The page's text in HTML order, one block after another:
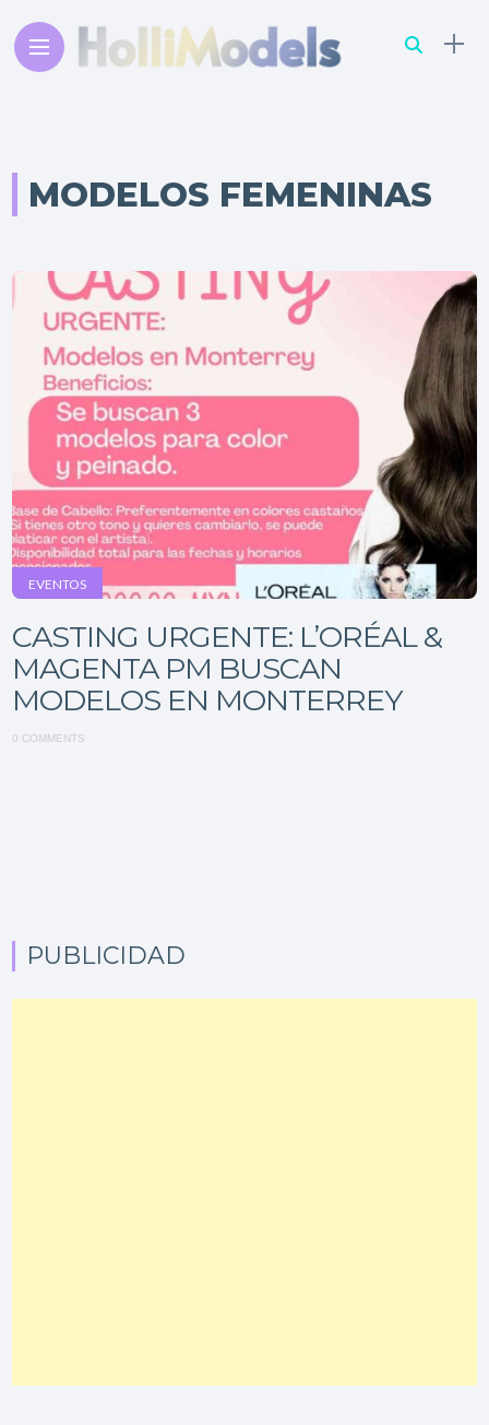
MODELOS FEMENINAS
EVENTOS
CASTING URGENTE: L’ORÉAL &
MAGENTA PM BUSCAN
MODELOS EN MONTERREY
0 COMMENTS
PUBLICIDAD